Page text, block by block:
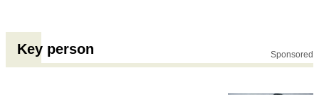
Key person Sponsored